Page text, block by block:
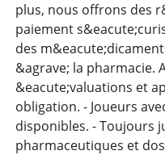
plus, nous offrons des
paiement
des
&agrave; la pharmacie.
&eacute;valuations et
obligation. - Joueurs
disponibles. - Toujours
pharmaceutiques et